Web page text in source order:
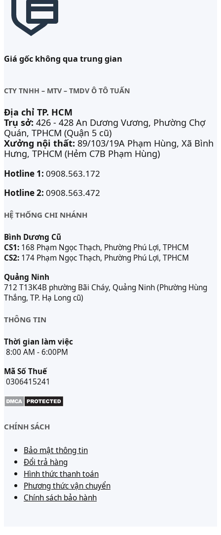
Giá gốc không qua trung gian
CTY TNHH – MTV – TMDV Ô TÔ TUẤN
Địa chỉ TP. HCM
Trụ sở: 426 - 428 An Dương Vương, Phường Chợ
Quán, TPHCM (Quận 5 cũ)
Xưởng nội thất: 89/103/19A Phạm Hùng, Xã Bình
Hưng, TPHCM (Hẻm C7B Phạm Hùng)
Hotline 1: 0908.563.172
Hotline 2: 0908.563.472
HỆ THỐNG CHI NHÁNH
Bình Dương Cũ
CS1: 168 Phạm Ngọc Thạch, Phường Phú Lợi, TPHCM
CS2: 174 Phạm Ngọc Thạch, Phường Phú Lợi, TPHCM
Quảng Ninh
712 T13K4B phường Bãi Cháy, Quảng Ninh (Phường Hùng
Thắng, TP. Hạ Long cũ)
THÔNG TIN
Thời gian làm việc
8:00 AM - 6:00PM
Mã Số Thuế
0306415241
CHÍNH SÁCH
Bảo mật thông tin
Đổi trả hàng
Hình thức thanh toán
Phương thức vận chuyển
Chính sách bảo hành